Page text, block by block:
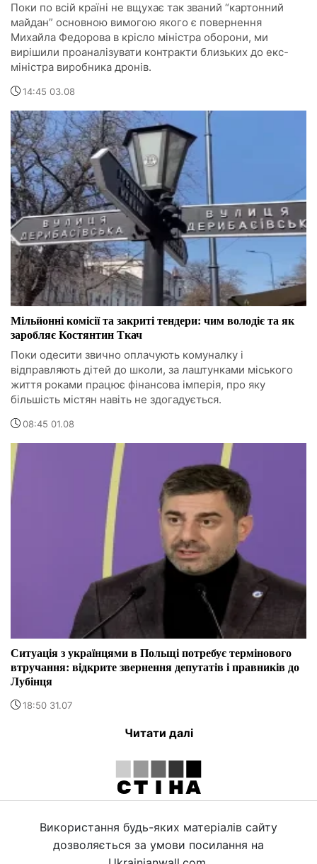
Поки по всій країні не вщухає так званий “картонний
майдан” основною вимогою якого є повернення
Михайла Федорова в крісло міністра оборони, ми
вирішили проаналізувати контракти близьких до екс-
міністра виробника дронів.
14:45 03.08
Мільйонні комісії та закриті тендери: чим володіє та як
заробляє Костянтин Ткач
Поки одесити звично оплачують комуналку і
відправляють дітей до школи, за лаштунками міського
життя роками працює фінансова імперія, про яку
більшість містян навіть не здогадується.
08:45 01.08
Ситуація з українцями в Польщі потребує термінового
втручання: відкрите звернення депутатів і правників до
Лубінця
18:50 31.07
Читати далі
Використання будь-яких матеріалів сайту
дозволяється за умови посилання на